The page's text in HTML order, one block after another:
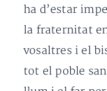
ha d’estar
la fraternitat
vosaltres i el
tot el poble